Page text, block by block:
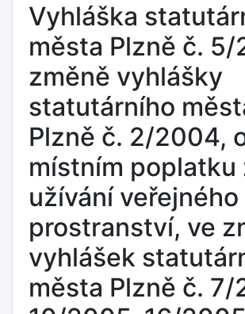
Vyhláška
města Plzně č. 5/
změně vyhlášky
statutárního
Plzně č. 2/2004,
místním poplatku
užívání veřejného
prostranství, ve
vyhlášek
města Plzně č. 7/